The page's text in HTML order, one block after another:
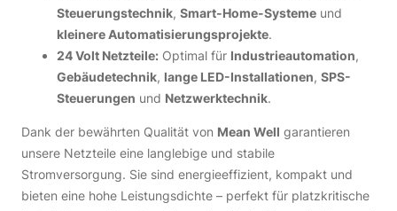
Steuerungstechnik, Smart-Home-Systeme und
kleinere Automatisierungsprojekte.
24 Volt Netzteile: Optimal für Industrieautomation,
Gebäudetechnik, lange LED-Installationen, SPS-
Steuerungen und Netzwerktechnik.
Dank der bewährten Qualität von Mean Well garantieren
unsere Netzteile eine langlebige und stabile
Stromversorgung. Sie sind energieeffizient, kompakt und
bieten eine hohe Leistungsdichte – perfekt für platzkritische